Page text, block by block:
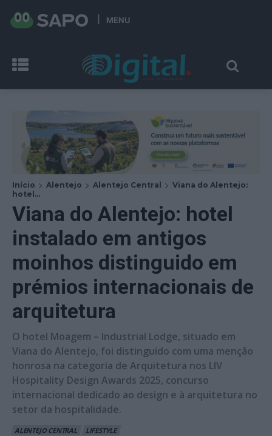
MENU
Início Alentejo Alentejo Central
Viana do Alentejo:
hotel...
Viana do Alentejo: hotel
instalado em antigos
moinhos distinguido em
prémios internacionais de
arquitetura
O hotel Moagem – Industrial Lodge, situado em
Viana do Alentejo, foi distinguido com uma menção
honrosa na categoria de Arquitetura nos LIV
Hospitality Design Awards 2025, concurso
internacional dedicado ao design e à arquitetura no
setor da hospitalidade.
ALENTEJO CENTRAL LIFESTYLE